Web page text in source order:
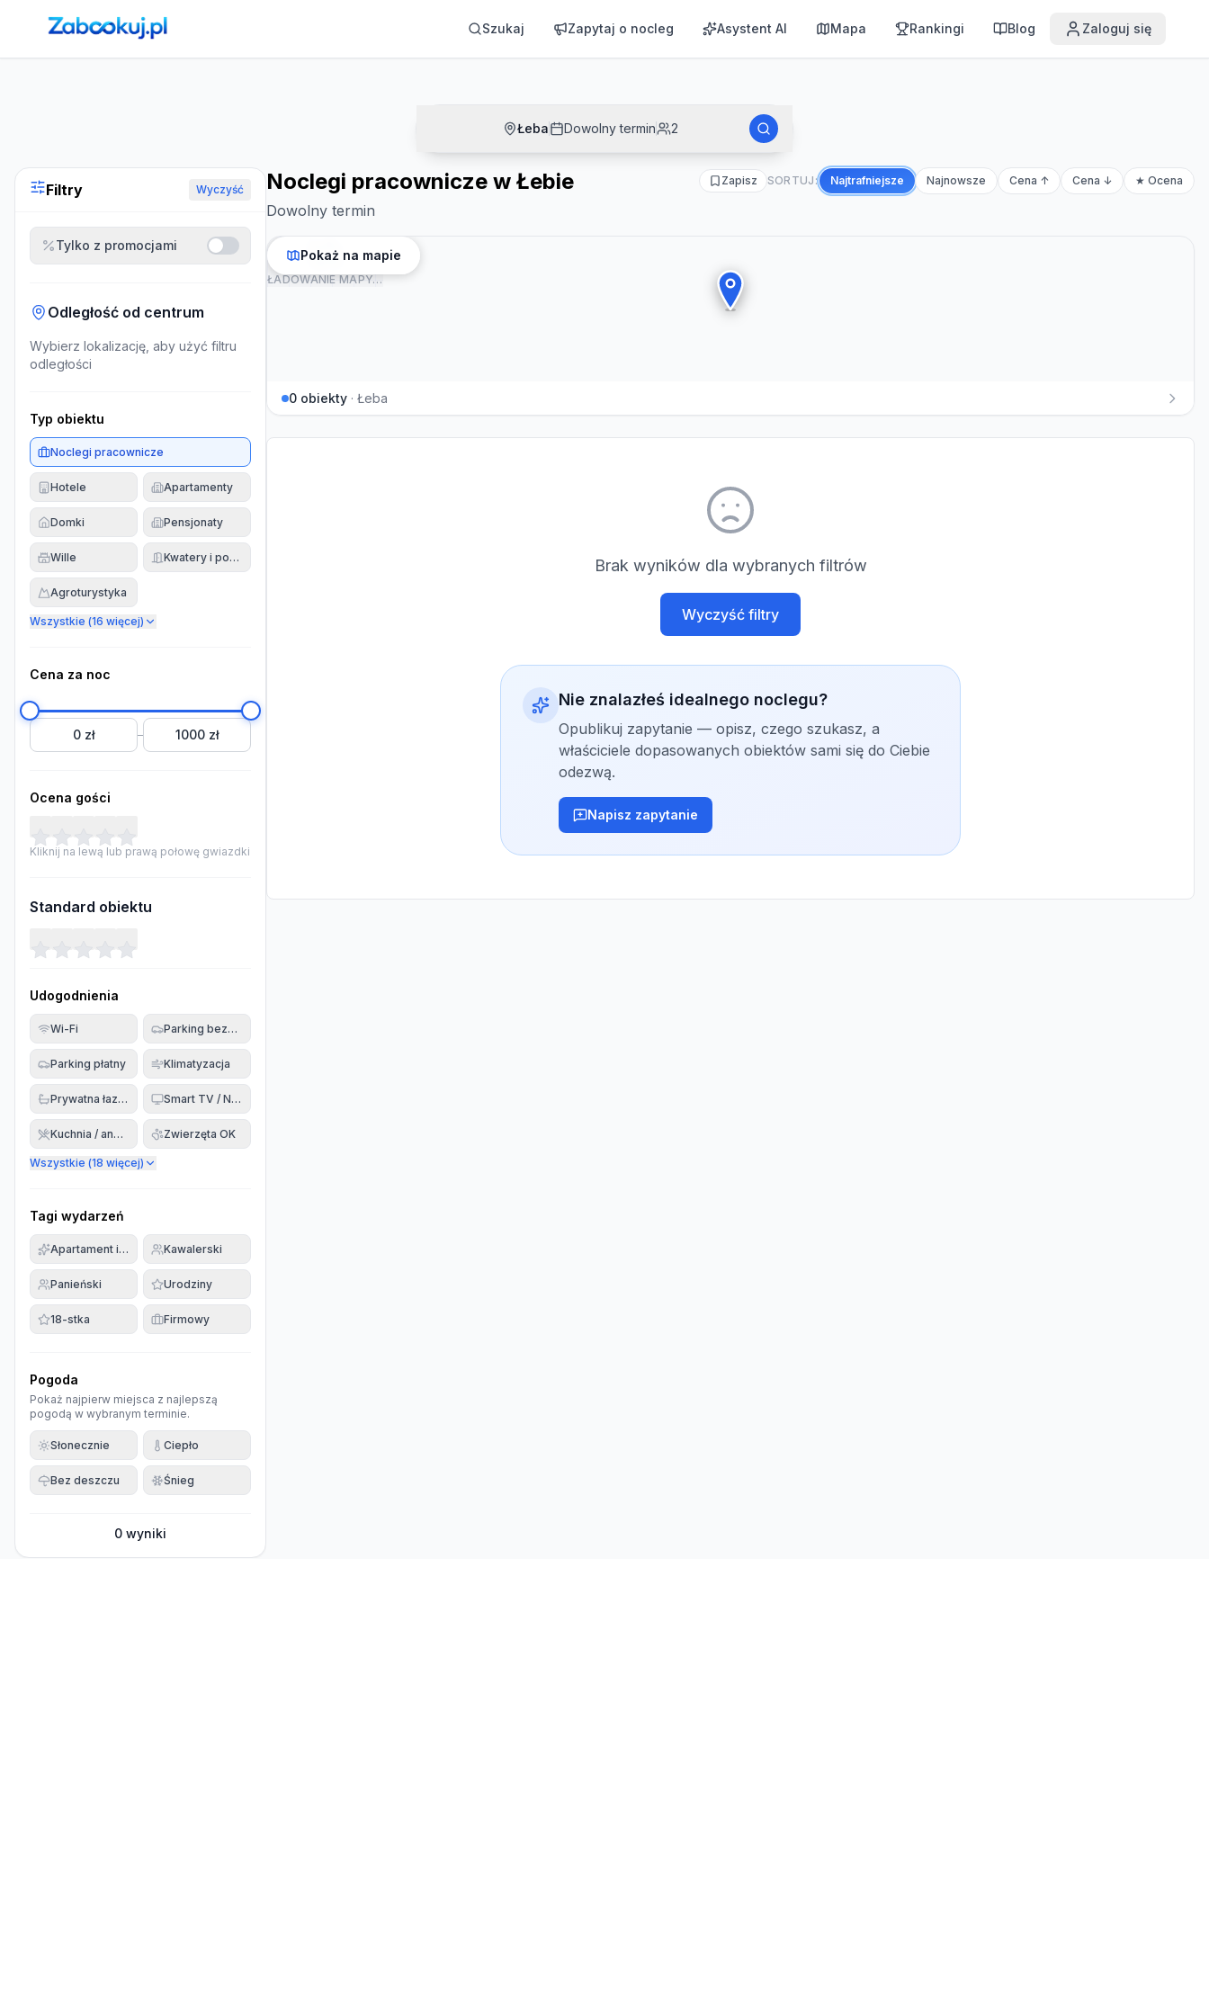
Strona główna ›Noclegi Szukaj Zapytaj o nocleg Asystent AI Mapa Rankingi Blog Zaloguj się
Łeba Dowolny termin 2
Filtry Wyczyść
Tylko z promocjami
Odległość od centrum
Wybierz lokalizację, aby użyć filtru
odległości
Typ obiektu
Noclegi pracownicze
Hotele Apartamenty
Domki Pensjonaty
Wille Kwatery i pokoje
Agroturystyka
Wszystkie (16 więcej)
Cena za noc
0 zł – 1000 zł
Ocena gości
Kliknij na lewą lub prawą połowę gwiazdki
Standard obiektu
Udogodnienia
Wi-Fi Parking bezpłatny
Parking płatny Klimatyzacja
Prywatna łazienka Smart TV / Netflix
Kuchnia / aneks Zwierzęta OK
Wszystkie (18 więcej)
Tagi wydarzeń
Apartament imprezowyKawalerski
Panieński Urodziny
18-stka Firmowy
Pogoda
Pokaż najpierw miejsca z najlepszą
pogodą w wybranym terminie.
Słonecznie Ciepło
Bez deszczu Śnieg
0 wyniki
Noclegi pracownicze w Łebie
Dowolny termin
Zapisz SORTUJ: Najtrafniejsze Najnowsze Cena ↑ Cena ↓ ★ Ocena
ŁADOWANIE MAPY…
Pokaż na mapie
0 obiekty · Łeba
Brak wyników dla wybranych filtrów
Wyczyść filtry
Nie znalazłeś idealnego noclegu?
Opublikuj zapytanie — opisz, czego szukasz, a
właściciele dopasowanych obiektów sami się do Ciebie
odezwą.
Napisz zapytanie